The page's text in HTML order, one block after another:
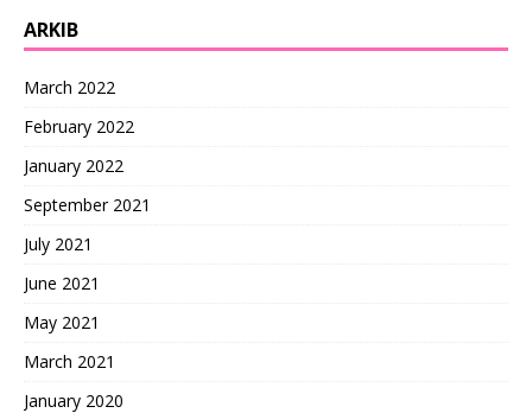
ARKIB
March 2022
February 2022
January 2022
September 2021
July 2021
June 2021
May 2021
March 2021
January 2020